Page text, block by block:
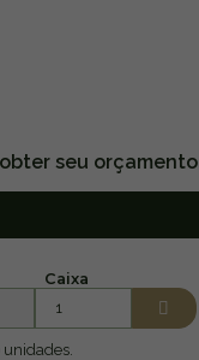
seu orçamento
Caixa
unidades.